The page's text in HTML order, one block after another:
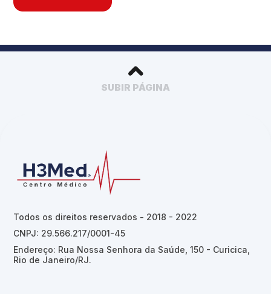
SUBIR PÁGINA
Todos os direitos reservados - 2018 - 2022
CNPJ: 29.566.217/0001-45
Endereço: Rua Nossa Senhora da Saúde, 150 - Curicica,
Rio de Janeiro/RJ.